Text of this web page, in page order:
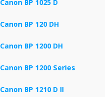
Canon BP 1025 D
Canon BP 120 DH
Canon BP 1200 DH
Canon BP 1200 Series
Canon BP 1210 D II